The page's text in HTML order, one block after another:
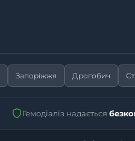
Запоріжжя Дрогобич
Гемодіаліз надається